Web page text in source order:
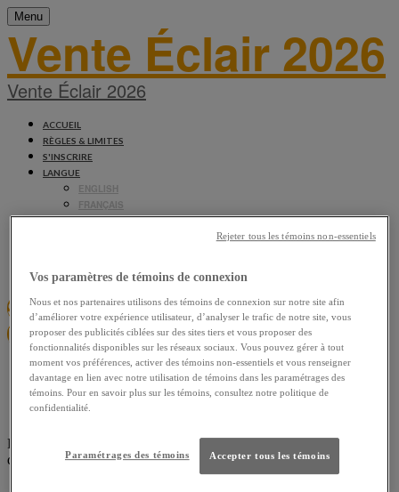
Menu
Vente Éclair 2026
Vente Éclair 2026
ACCUEIL
RÈGLES & LIMITES
S'INSCRIRE
LANGUE
ENGLISH
FRANÇAIS
21 JUIN 2026
S'INSCRIRE MAINTENANT
INFORMATION VENTE
À PROPOS
Pour en apprendre plus sur la Vente Beauté L'Oréal Canada ainsi
que sur sa mission.
Vos paramètres de témoins de connexion
Nous et nos partenaires utilisons des témoins de connexion sur notre site afin
d’améliorer votre expérience utilisateur, d’analyser le trafic de notre site, vous
proposer des publicités ciblées sur des sites tiers et vous proposer des
fonctionnalités disponibles sur les réseaux sociaux. Vous pouvez gérer à tout
moment vos préférences, activer des témoins non-essentiels et vous renseigner
davantage en lien avec notre utilisation de témoins dans les paramétrages des
témoins. Pour en savoir plus sur les témoins, consultez notre politique de
confidentialité.
Paramétrages des témoins Accepter tous les témoins
Rejeter tous les témoins non-essentiels